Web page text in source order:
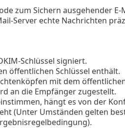
zum Sichern ausgehender E-
Server echte Nachrichten
Schlüssel signiert.
öffentlichen Schlüssel enthält.
mit dem
an die Empfänger zugestellt.
hängt es von der
(Unter Umständen gelten